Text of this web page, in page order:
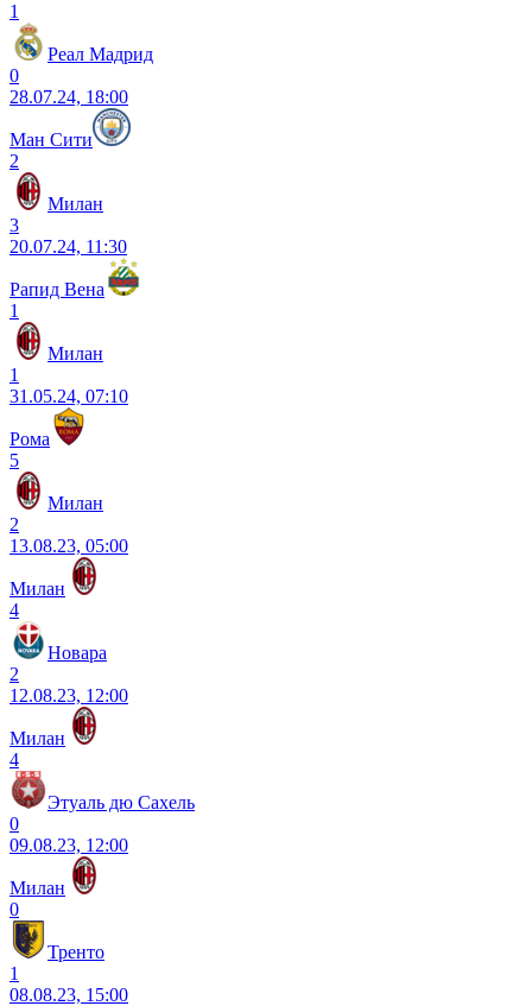
1
Реал Мадрид
0
28.07.24, 18:00
Ман Сити
2
Милан
3
20.07.24, 11:30
Рапид Вена
1
Милан
1
31.05.24, 07:10
Рома
5
Милан
2
13.08.23, 05:00
Милан
4
Новара
2
12.08.23, 12:00
Милан
4
Этуаль дю Сахель
0
09.08.23, 12:00
Милан
0
Тренто
1
08.08.23, 15:00